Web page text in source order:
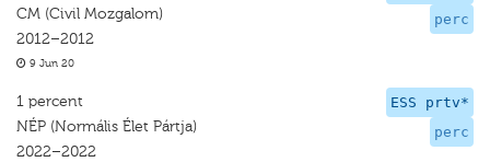
perc
CM (Civil Mozgalom)
2012–2012
9 Jun 20
ESS prtv*
perc
1 percent
NÉP (Normális Élet Pártja)
2022–2022